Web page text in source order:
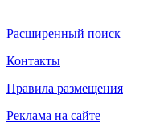
Расширенный поиск
Контакты
Правила размещения
Реклама на сайте